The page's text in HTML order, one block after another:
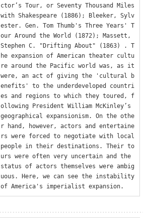
ctor’s Tour, or Seventy Thousand Miles
with Shakespeare (1886); Bleeker, Sylv
ester. Gen. Tom Thumb's Three Years' T
our Around the World (1872); Massett,
Stephen C. "Drifting About" (1863) . T
he expansion of American theater cultu
re around the Pacific world was, as it
were, an act of giving the 'cultural b
enefits' to the underdeveloped countri
es and regions to which they toured, f
ollowing President William McKinley’s
geographical expansionism. On the othe
r hand, however, actors and entertaine
rs were forced to negotiate with local
people in their destinations. Their to
urs were often very uncertain and the
status of actors themselves were ambig
uous. Here, we can see the instability
of America's imperialist expansion.